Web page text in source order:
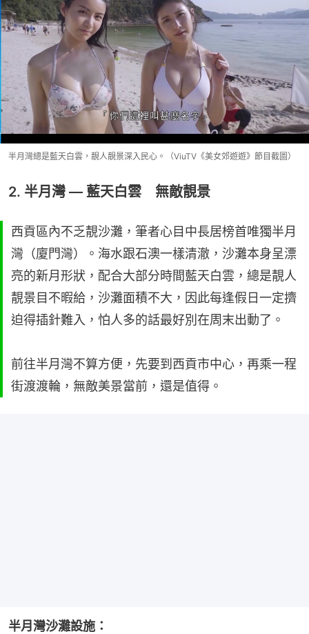
半月灣總是藍天白雲，靚人靚景深入民心。（ViuTV《美女郊遊遊》節目截圖）
2. 半月灣 — 藍天白雲 無敵靚景
西貢區內不乏靚沙灘，筆者心目中長居榜首唯獨半月
灣（廈門灣）。海水跟石澳一樣清澈，沙灘本身呈漂
亮的新月形狀，配合大部分時間藍天白雲，總是靚人
靚景目不暇給，沙灘面積不大，因此每逢假日一定擠
迫得插針難入，怕人多的話最好別在周末出動了。
前往半月灣不算方便，先要到西貢市中心，再乘一程
街渡渡輪，無敵美景當前，還是值得。
半月灣沙灘設施：